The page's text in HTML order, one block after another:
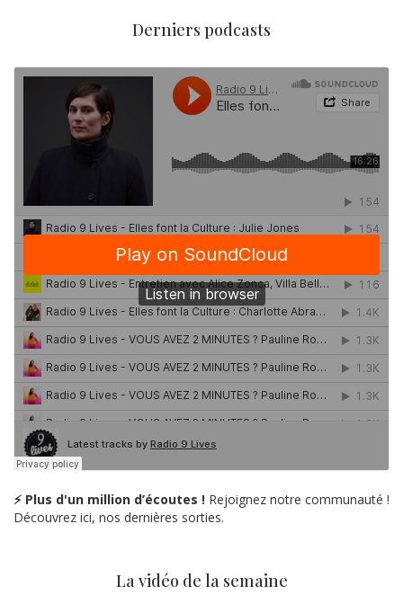
Derniers podcasts
⚡ Plus d'un million d’écoutes ! Rejoignez notre communauté !
Découvrez ici, nos dernières sorties.
La vidéo de la semaine